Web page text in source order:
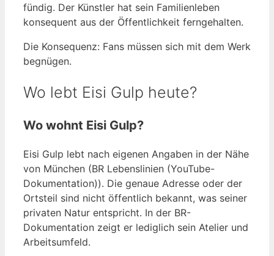
fündig. Der Künstler hat sein Familienleben
konsequent aus der Öffentlichkeit ferngehalten.
Die Konsequenz: Fans müssen sich mit dem Werk
begnügen.
Wo lebt Eisi Gulp heute?
Wo wohnt Eisi Gulp?
Eisi Gulp lebt nach eigenen Angaben in der Nähe
von München (BR Lebenslinien (YouTube-
Dokumentation)). Die genaue Adresse oder der
Ortsteil sind nicht öffentlich bekannt, was seiner
privaten Natur entspricht. In der BR-
Dokumentation zeigt er lediglich sein Atelier und
Arbeitsumfeld.